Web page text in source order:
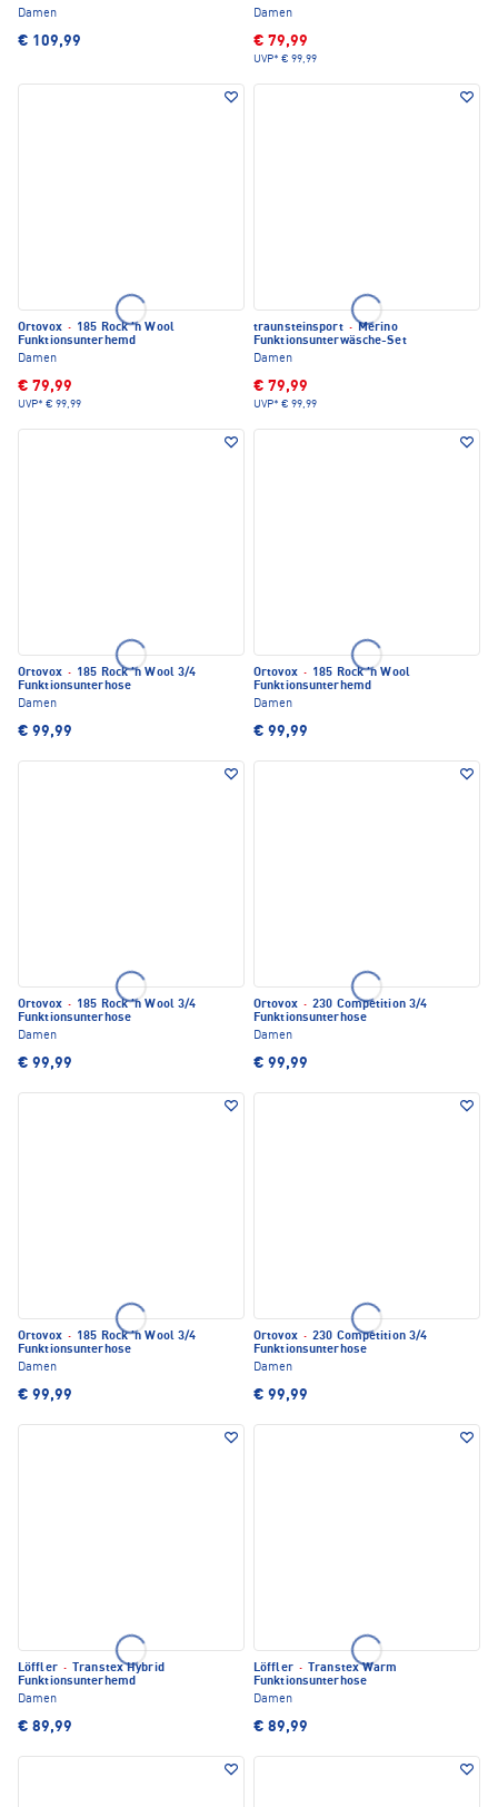
Damen
€ 109,99
Damen
€ 79,99
UVP* € 99,99
Ortovox · 185 Rock 'n Wool
Funktionsunterhemd
Damen
€ 79,99
UVP* € 99,99
traunsteinsport · Merino
Funktionsunterwäsche-Set
Damen
€ 79,99
UVP* € 99,99
Ortovox · 185 Rock 'n Wool 3/4
Funktionsunterhose
Damen
€ 99,99
Ortovox · 185 Rock 'n Wool
Funktionsunterhemd
Damen
€ 99,99
Ortovox · 185 Rock 'n Wool 3/4
Funktionsunterhose
Damen
€ 99,99
Ortovox · 230 Competition 3/4
Funktionsunterhose
Damen
€ 99,99
Ortovox · 185 Rock 'n Wool 3/4
Funktionsunterhose
Damen
€ 99,99
Ortovox · 230 Competition 3/4
Funktionsunterhose
Damen
€ 99,99
Löffler ·
Transtex Hybrid
Funktionsunterhemd
Damen
€ 89,99
Löffler ·
Transtex Warm
Funktionsunterhose
Damen
€ 89,99